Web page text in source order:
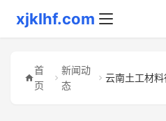
xjklhf.com
首
页
新闻动
态